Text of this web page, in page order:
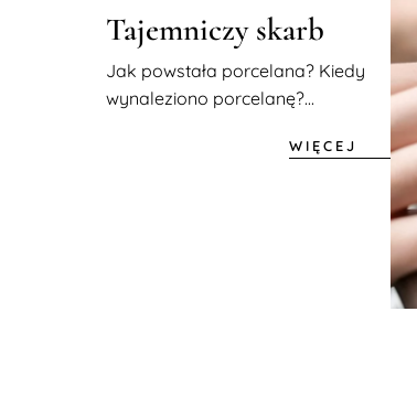
Tajemniczy skarb
Jak powstała porcelana? Kiedy
wynaleziono porcelanę?...
WIĘCEJ